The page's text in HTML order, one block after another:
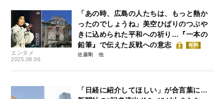
エンタメ
2025.08.06
「あの時、広島の人たちは、もっと熱か
ったのでしょうね」美空ひばりのつぶや
きに込められた平和への祈り…『一本の
鉛筆』で伝えた反戦への意志
有料
佐藤剛
「日経に紹介してほしい」が合言葉に…